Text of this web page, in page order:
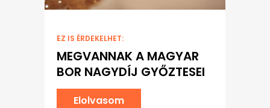
EZ IS ÉRDEKELHET:
MEGVANNAK A MAGYAR
BOR NAGYDÍJ GYŐZTESEI
Elolvasom